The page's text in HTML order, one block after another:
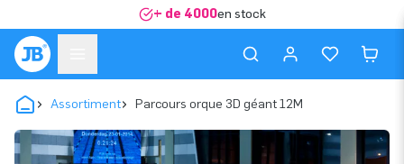
+ de 4000en stock
Assortiment Parcours orque 3D géant 12M